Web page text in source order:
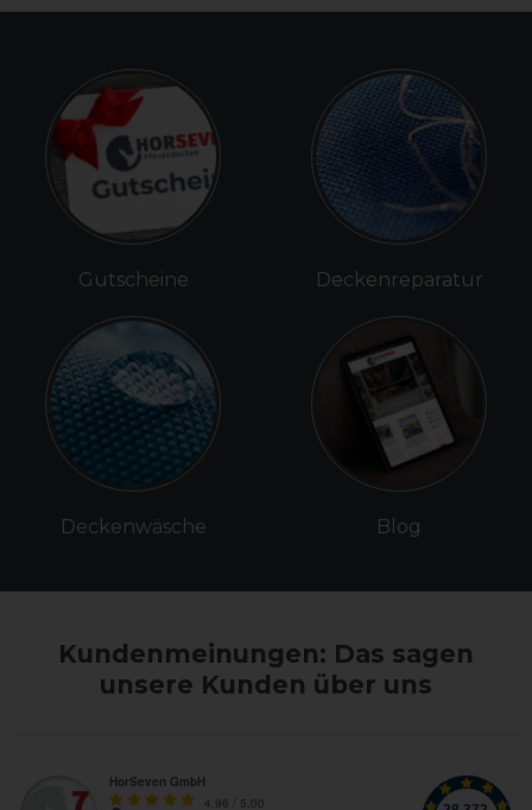
Gutscheine
Deckenwäsche
Deckenreparatur
Blog
Kundenmeinungen: Das sagen
unsere Kunden über uns